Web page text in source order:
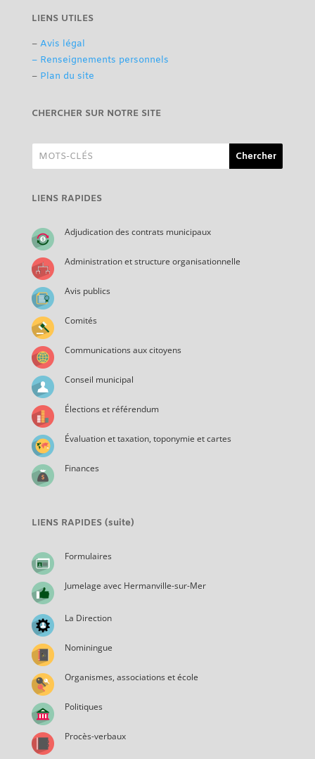
LIENS UTILES
– Avis légal
– Renseignements personnels
– Plan du site
CHERCHER SUR NOTRE SITE
LIENS RAPIDES
Adjudication des contrats municipaux
Administration et structure organisationnelle
Avis publics
Comités
Communications aux citoyens
Conseil municipal
Élections et référendum
Évaluation et taxation, toponymie et cartes
Finances
LIENS RAPIDES (suite)
Formulaires
Jumelage avec Hermanville-sur-Mer
La Direction
Nominingue
Organismes, associations et école
Politiques
Procès-verbaux